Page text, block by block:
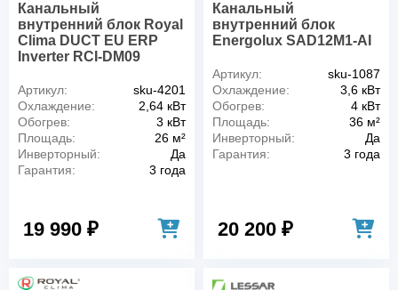
Канальный
внутренний блок Royal
Clima DUCT EU ERP
Inverter RCI-DM09
Артикул:
sku-4201
Охлаждение:
2,64 кВт
Обогрев:
3 кВт
Площадь:
26 м²
Инверторный:
Да
Гарантия:
3 года
19 990 ₽
Канальный
внутренний блок
Energolux SAD12M1-AI
Артикул:
sku-1087
Охлаждение:
3,6 кВт
Обогрев:
4 кВт
Площадь:
36 м²
Инверторный:
Да
Гарантия:
3 года
20 200 ₽